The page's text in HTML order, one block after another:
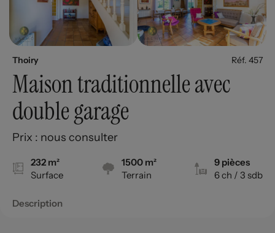
Thoiry Réf. 457
Maison traditionnelle avec
double garage
Prix : nous consulter
232 m²
Surface
1500 m²
Terrain
9 pièces
6 ch / 3 sdb
Description